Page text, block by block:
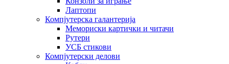
Лаптопи
Компјутерска галантерија
Мемориски картички и читачи
Рутери
УСБ стикови
Компјутерски делови